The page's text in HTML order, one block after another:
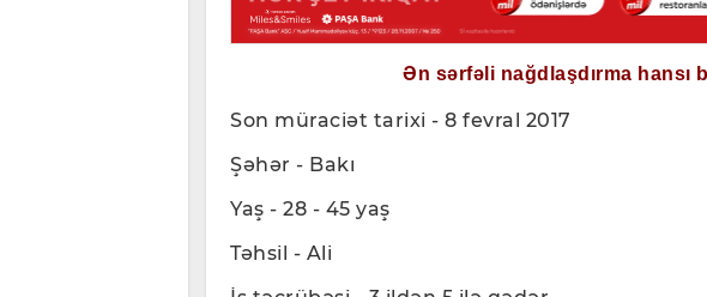
Ən sərfəli nağdlaşdırma hansı
Son müraciət tarixi - 8 fevral 2017
Şəhər - Bakı
Yaş - 28 - 45 yaş
Təhsil - Ali